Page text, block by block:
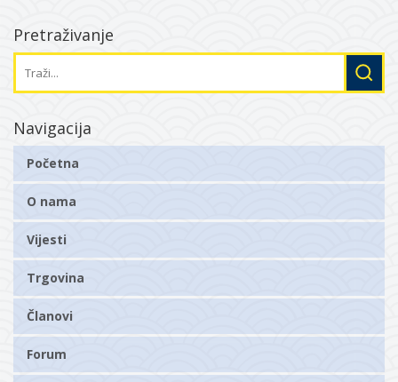
Pretraživanje
Navigacija
Početna
O nama
Vijesti
Trgovina
Članovi
Forum